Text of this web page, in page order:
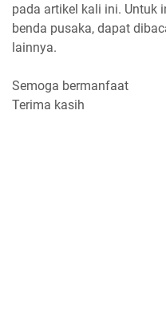
pada artikel kali ini. Untuk
benda pusaka, dapat
lainnya.
Semoga bermanfaat
Terima kasih